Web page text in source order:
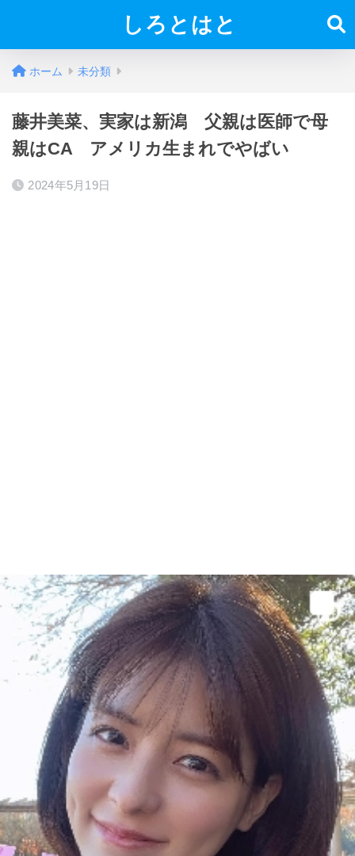
しろとはと
ホーム 未分類
藤井美菜、実家は新潟 父親は医師で母
親はCA アメリカ生まれでやばい
2024年5月19日